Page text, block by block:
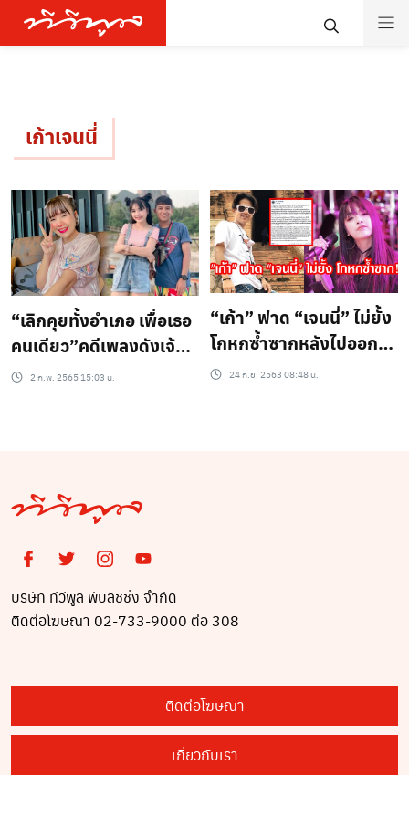
เก้าเจนนี่
“เลิกคุยทั้งอำเภอ เพื่อเธอ
คนเดียว”คดีเพลงดังเจ้า
ปัญหา เจนนี่-เผยขอให้วัน
2 ก.พ. 2565 15:03 น.
“เก้า” ฟาด “เจนนี่” ไม่ยั้ง
โกหกซ้ำซากหลังไปออก
รายการ!!
24 ก.ย. 2563 08:48 น.
บริษัท ทีวีพูล พับลิชชิ่ง จำกัด
ติดต่อโฆษณา 02-733-9000 ต่อ 308
ติดต่อโฆษณา
เกี่ยวกับเรา